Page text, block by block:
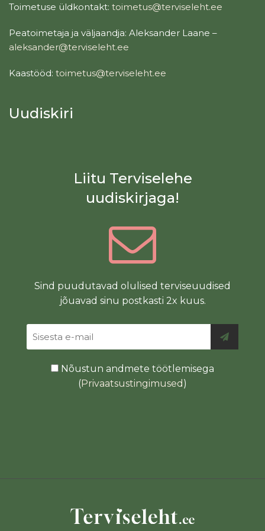
Toimetuse üldkontakt: toimetus@terviseleht.ee
Peatoimetaja ja väljaandja: Aleksander Laane –
aleksander@terviseleht.ee
Kaastööd: toimetus@terviseleht.ee
Uudiskiri
Liitu Terviselehe
uudiskirjaga!
Sind puudutavad olulised terviseuudised
jõuavad sinu postkasti 2x kuus.
Nõustun andmete töötlemisega
(Privaatsustingimused )